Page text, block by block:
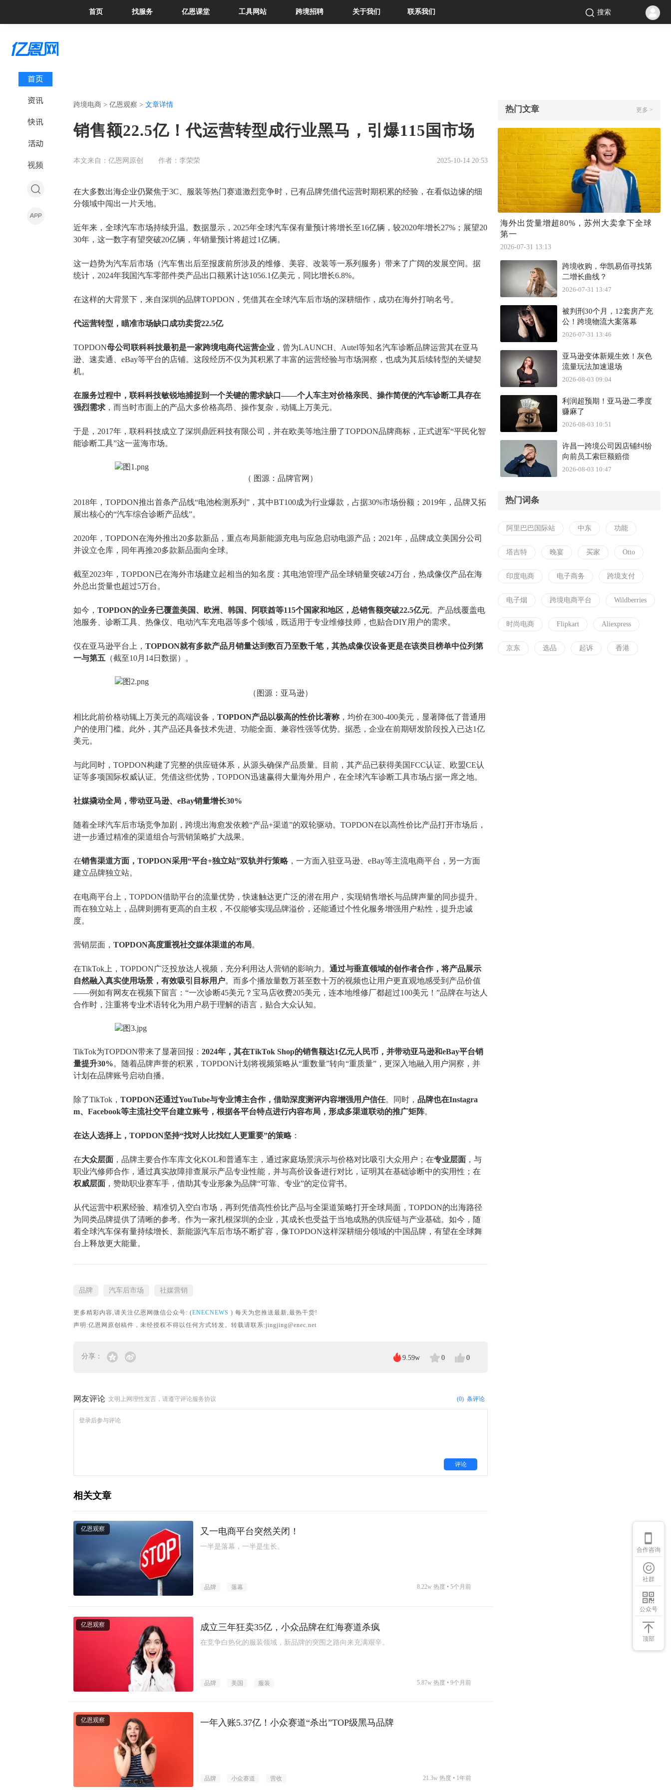
首页 找服务 亿恩课堂 工具网站 跨境招聘 关于我们 联系我们 搜索
首页
资讯
快讯
活动
视频
跨境电商 > 亿恩观察 > 文章详情
销售额22.5亿！代运营转型成行业黑马，引爆115国市场
本文来自：亿恩网原创 作者：李荣荣 2025-10-14 20:53
在大多数出海企业仍聚焦于3C、服装等热门赛道激烈竞争时，已有品牌凭借代运营时期积累的经验，在看似边缘的细
分领域中闯出一片天地。
近年来，全球汽车市场持续升温。数据显示， 2025年全球汽车保有量预计将增长至16亿辆，较2020年增长27%；展望20
30年，这一数字有望突破20亿辆，年销量预计将超过1亿辆。
这一趋势为汽车后市场 （汽车售出后至报废前所涉及的维修、美容、改装等一系列服务） 带来了广阔的发展空间。据
统计， 2024年我国汽车零部件类产品出口额累计达1056.1亿美元，同比增长6.8%。
在这样的大背景下，来自深圳的品牌TOPDON，凭借其在全球汽车后市场的深耕细作，成功在海外打响名号。
代运营转型， 瞄准市场缺口成功卖货22.5亿
TOPDON母公司联科科技最初是一家跨境电商代运营企业 ，曾为LAUNCH、Autel等知名汽车诊断品牌运营其在亚马
逊、速卖通、eBay等平台的店铺。这段经历不仅为其积累了丰富的运营经验与市场洞察，也成为其后续转型的关键契
机。
在服务过程中，联科科技敏锐地捕捉到一个关键的需求缺口 ——个人车主对价格亲民、操作简便的汽车诊断工具存在
强烈需求 ，而当时市面上的产品大多价格高昂、操作复杂，动辄上万美元。
于是， 2017年，联科科技成立了深圳鼎匠科技有限公司，并在欧美等地注册了TOPDON品牌商标，正式进军“平民化智
能诊断工具”这一蓝海市场。
（ 图源：品牌官网）
2018年，TOPDON推出首条产品线“电池检测系列”，其中BT100成为行业爆款，占据30%市场份额；2019年，品牌又拓
展出核心的“汽车综合诊断产品线”。
2020年，TOPDON在海外推出20多款新品，重点布局新能源充电与应急启动电源产品；2021年，品牌成立美国分公司
并设立仓库，同年再推20多款新品面向全球。
截至2023年，TOPDON已在海外市场建立起相当的知名度：其电池管理产品全球销量突破24万台，热成像仪产品在海
外总出货量也超过5万台。
如今， TOPDON的业务已覆盖美国、欧洲、韩国、阿联酋等115个国家和地区，总销售额突破22.5亿元。产品线覆盖电
池服务、诊断工具、热像仪、电动汽车充电器等多个领域，既适用于专业维修技师，也贴合DIY用户的需求。
仅在亚马逊平台上， TOPDON就有多款产品月销量达到数百乃至数千笔，其热成像仪设备更是在该类目榜单中位列第
一与第五 （截至10月14日数据）。
（ 图源：亚马逊）
相比此前价格动辄上万美元的高端设备， TOPDON产品以极高的性价比著称 ，均价在300-400美元，显著降低了普通用
户的使用门槛。此外，其产品还具备技术先进、功能全面、兼容性强等优势。据悉，企业在前期研发阶段投入已达1亿
美元。
与此同时， TOPDON构建了完整的供应链体系，从源头确保产品质量。目前，其产品已获得美国FCC认证、欧盟CE认
证等多项国际权威认证。凭借这些优势，TOPDON迅速赢得大量海外用户，在全球汽车诊断工具市场占据一席之地。
社媒撬动全局，带动亚马逊、eBay销量增长30%
随着全球汽车后市场竞争加剧，跨境出海愈发依赖“产品+渠道”的双轮驱动。TOPDON在以高性价比产品打开市场后，
进一步通过精准的渠道组合与营销策略扩大战果。
在销售渠道方面， TOPDON采用“平台+独立站”双轨并行策略，一方面入驻亚马逊、 eBay等主流电商平台，另一方面
建立品牌独立站。
在电商平台上， TOPDON借助平台的流量优势，快速触达更广泛的潜在用户，实现销售增长与品牌声量的同步提升。
而在独立站上，品牌则拥有更高的自主权，不仅能够实现品牌溢价，还能通过个性化服务增强用户粘性，提升忠诚
度。
营销层面， TOPDON高度重视社交媒体渠道的布局。
在TikTok上，TOPDON广泛投放达人视频，充分利用达人营销的影响力。 通过与垂直领域的创作者合作，将产品展示
自然融入真实使用场景，有效吸引目标用户。 而多个播放量数万甚至数十万的视频也让用户更直观地感受到产品价值
——例如有网友在视频下留言：“一次诊断45美元？宝马店收费205美元，连本地维修厂都超过100美元！”品牌在与达人
合作时，注重将专业术语转化为用户易于理解的语言，贴合大众认知。
TikTok为TOPDON带来了显著回报： 2024年，其在TikTok Shop的销售额达1亿元人民币，并带动亚马逊和eBay平台销
量提升30%。随着品牌声誉的积累， TOPDON计划将视频策略从“重数量”转向“重质量”，更深入地融入用户洞察，并
计划在品牌账号启动自播。
除了TikTok， TOPDON还通过YouTube与专业博主合作，借助深度测评内容增强用户信任。同时， 品牌也在Instagra
m、Facebook等主流社交平台建立账号，根据各平台特点进行内容布局，形成多渠道联动的推广矩阵。
在达人选择上， TOPDON坚持“找对人比找红人更重要”的策略：
在大众层面 ，品牌主要合作车库文化KOL和普通车主，通过家庭场景演示与价格对比吸引大众用户；在专业层面 ，与
职业汽修师合作，通过真实故障排查展示产品专业性能，并与高价设备进行对比，证明其在基础诊断中的实用性；在
权威层面 ，赞助职业赛车手，借助其专业形象为品牌“可靠、专业”的定位背书。
从代运营中积累经验、精准切入空白市场，再到凭借高性价比产品与全渠道策略打开全球局面， TOPDON的出海路径
为同类品牌提供了清晰的参考。作为一家扎根深圳的企业，其成长也受益于当地成熟的供应链与产业基础。如今，随
着全球汽车保有量持续增长、新能源汽车后市场不断扩容，像TOPDON这样深耕细分领域的中国品牌，有望在全球舞
台上释放更大能量。
品牌 汽车后市场 社媒营销
更多精彩内容,请关注亿恩网微信公众号: (ENECNEWS ) 每天为您推送最新,最热干货!
声明:亿恩网原创稿件，未经授权不得以任何方式转发。转载请联系:jingjing@enec.net
分享： 9.59w 0 0
网友评论 文明上网理性发言，请遵守评论服务协议 (0) 条评论
评论
相关文章
亿恩观察 又一电商平台突然关闭！
一半是落幕，一半是生长。
品牌 落幕 5个月前
8.22w 热度 •
亿恩观察 成立三年狂卖35亿，小众品牌在红海赛道杀疯
在竞争白热化的服装领域，新品牌的突围之路向来充满艰辛。
品牌 美国 服装 9个月前
5.87w 热度 •
亿恩观察 一年入账5.37亿！小众赛道“杀出”TOP级黑马品牌
品牌 小众赛道 营收 1年前
21.3w 热度 •
热门文章 更多 >
海外出货量增超80%，苏州大卖拿下全球
第一
2026-07-31 13:13
跨境收购，华凯易佰寻找第
二增长曲线？
2026-07-31 13:47
被判刑30个月，12套房产充
公！跨境物流大案落幕
2026-07-31 13:46
亚马逊变体新规生效！灰色
流量玩法加速退场
2026-08-03 09:04
利润超预期！亚马逊二季度
赚麻了
2026-08-03 10:51
许昌一跨境公司因店铺纠纷
向前员工索巨额赔偿
2026-08-03 10:47
热门词条
阿里巴巴国际站 中东 功能
塔吉特 晚宴 买家 Otto
印度电商 电子商务 跨境支付
电子烟 跨境电商平台 Wildberries
时尚电商 Flipkart Aliexpress
京东 选品 起诉 香港
合作咨询
社群
公众号
顶部